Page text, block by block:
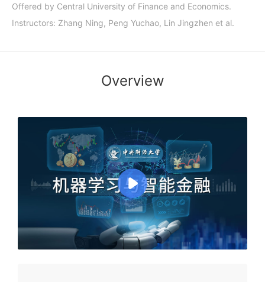
Offered by Central University of Finance and Economics.
Instructors: Zhang Ning, Peng Yuchao, Lin Jingzhen et al.
Overview
我们的生活。从智能家居到自动驾驶汽车，从医疗诊断到金融
投资，人工智能带来的创新都在不断地推动着人类社会的进
步。特别在金融领域，包括机器学习在内的人工智能技术的应
用更是如火如荼，为金融行业带来了前所未有的机遇和挑战。
《机器学习与智能金融》课程正是针对这一时代背景而设立
的，教学团队由中央财经大学张宁教授领衔，具有丰富的交叉
学科研究和授课经验，同时还长期深耕于行业实践，旨在帮助
广大学子掌握人工智能和机器学习的基本原理和方法，深入了
解金融领域中这些技术的应用场景和规律，紧跟行业实践的步
伐，预判未来金融领域人工智能技术的方向，成为具备创新精